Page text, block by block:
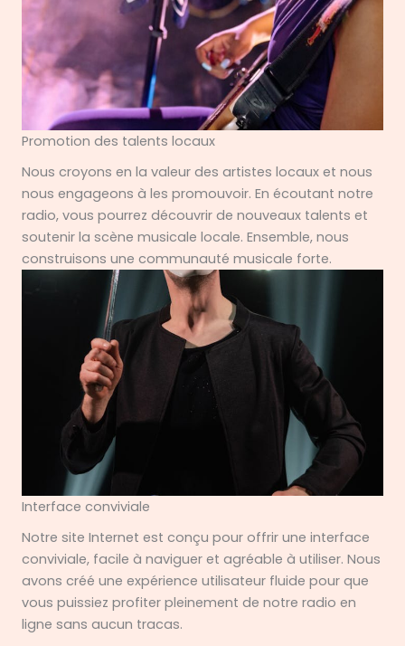
Promotion des talents locaux
Nous croyons en la valeur des artistes locaux et nous
nous engageons à les promouvoir. En écoutant notre
radio, vous pourrez découvrir de nouveaux talents et
soutenir la scène musicale locale. Ensemble, nous
construisons une communauté musicale forte.
Interface conviviale
Notre site Internet est conçu pour offrir une interface
conviviale, facile à naviguer et agréable à utiliser. Nous
avons créé une expérience utilisateur fluide pour que
vous puissiez profiter pleinement de notre radio en
ligne sans aucun tracas.